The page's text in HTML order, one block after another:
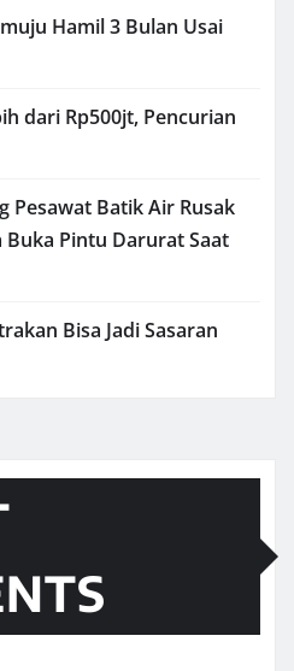
Hamil 3 Bulan Usai
dari Rp500jt, Pencurian
Pesawat Batik Air Rusak
Buka Pintu Darurat Saat
Bisa Jadi Sasaran